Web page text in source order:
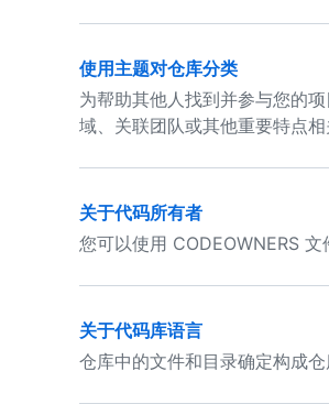
使用主题对仓库分类
为帮助其他人找到并参与您的
域、关联团队或其他重要特点相
关于代码所有者
您可以使用 CODEOWNERS 文
关于代码库语言
仓库中的文件和目录确定构成